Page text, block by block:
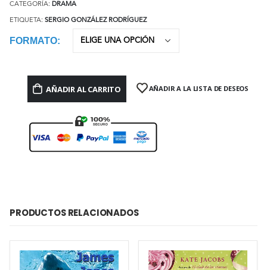
CATEGORÍA: DRAMA
ETIQUETA: SERGIO GONZÁLEZ RODRÍGUEZ
FORMATO
AÑADIR AL CARRITO AÑADIR A LA LISTA DE DESEOS
PRODUCTOS RELACIONADOS